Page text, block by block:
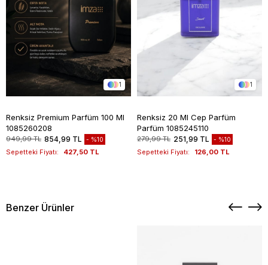
1
Renksiz Premium Parfüm 100 Ml
1085260208
949,99 TL 854,99 TL %10
Sepetteki Fiyatı: 427,50 TL
1
Renksiz 20 Ml Cep Parfüm
Parfüm 1085245110
279,99 TL 251,99 TL %10
Sepetteki Fiyatı: 126,00 TL
Benzer Ürünler